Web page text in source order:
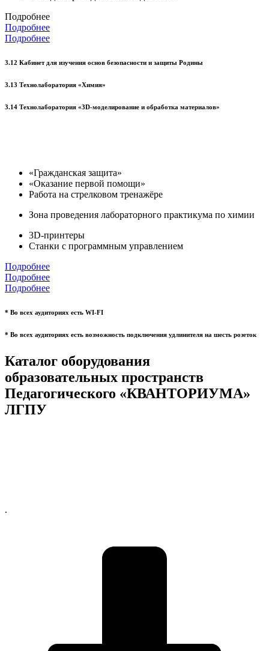
Подробнее
Подробнее
Подробнее
3.12 Кабинет для изучения основ безопасности и защиты Родины
3.13 Технолаборатория «Химия»
3.14 Технолаборатория «3D-моделирование и обработка материалов»
«Гражданская защита»
«Оказание первой помощи»
Работа на стрелковом тренажёре
Зона проведения лабораторного практикума по химии
3D-принтеры
Станки с программным управлением
Подробнее
Подробнее
Подробнее
* Во всех аудиториях есть WI-FI
* Во всех аудиториях есть возможность подключения удлинителя на шесть розеток
Каталог оборудования
образовательных пространств
Педагогического «КВАНТОРИУМА»
ЛГПУ
.